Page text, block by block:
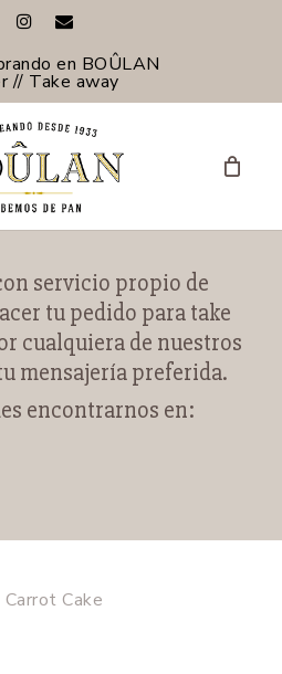
instagram
email
en BOÛLAN
// Take away
servicio propio de
tu pedido para take
cualquiera de nuestros
mensajería preferida.
encontrarnos en:
Carrot Cake